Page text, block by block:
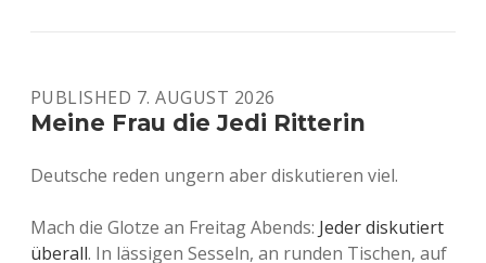
PUBLISHED 7. AUGUST 2026
Meine Frau die Jedi Ritterin
Deutsche reden ungern aber diskutieren viel.
Mach die Glotze an Freitag Abends: Jederdiskutiert
überall. In lässigen Sesseln, an runden Tischen, auf